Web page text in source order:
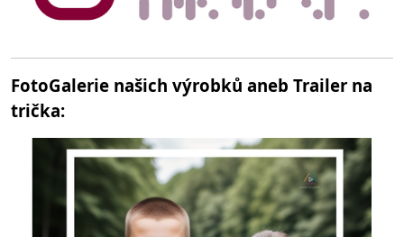
FotoGalerie našich výrobků aneb Trailer na
trička: